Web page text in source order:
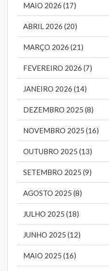
MAIO 2026 (17)
ABRIL 2026 (20)
MARÇO 2026 (21)
FEVEREIRO 2026 (7)
JANEIRO 2026 (14)
DEZEMBRO 2025 (8)
NOVEMBRO 2025 (16)
OUTUBRO 2025 (13)
SETEMBRO 2025 (9)
AGOSTO 2025 (8)
JULHO 2025 (18)
JUNHO 2025 (12)
MAIO 2025 (16)